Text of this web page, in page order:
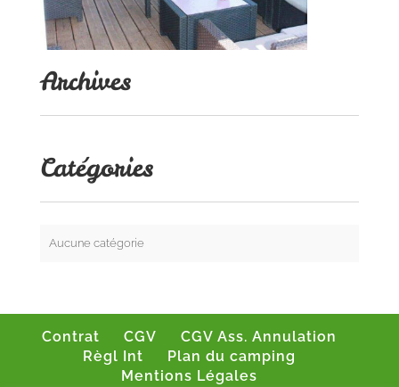
Archives
Catégories
Aucune catégorie
Contrat CGV
CGV Ass. Annulation
Règl Int
Plan du camping
Mentions Légales